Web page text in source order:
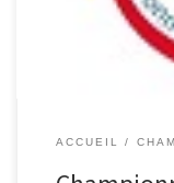
ACCUEIL